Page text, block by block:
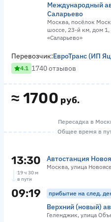
Международный
Саларьево
Москва, посёлок
шоссе, 23-й км, дом 1,
«Саларьево»
≈ 1700 руб.
Перевозчик:ЕвроТранс (ИП
4.1 1740 отзывов
Пересадка в
Общее время в
13:30 Автостанция
Москва, улица
19 ч 30 м
в пути
09:19 прибытие на след.
Верхний (новый)
Геленджик, улица